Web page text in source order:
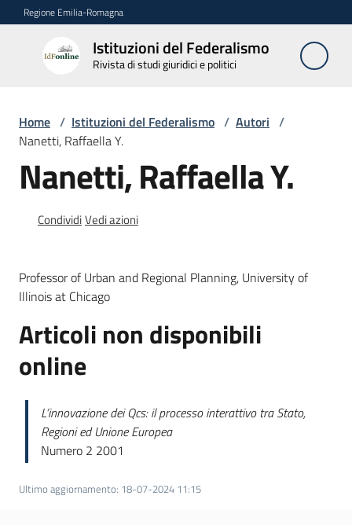
Vai al contenuto
Vai alla navigazione
Vai al footer
Regione Emilia-Romagna
Istituzioni del Federalismo
Rivista di studi giuridici e politici
Istituzioni
giuridici e politici
La
Autori
Menu selezionato
Abbonamenti
Norme
redazionali
codice
etico
Home / Istituzioni del Federalismo / Autori /
Nanetti, Raffaella Y.
Nanetti, Raffaella Y.
CondividiVedi azioni
Professor of Urban and Regional Planning, University of
Illinois at Chicago
Articoli non disponibili
online
L’innovazione dei Qcs: il processo interattivo tra Stato,
Regioni ed Unione Europea
Numero 2 2001
Ultimo aggiornamento: 18-07-2024 11:15